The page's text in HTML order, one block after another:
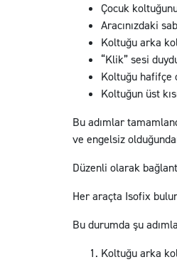
Çocuk
Aracınızdaki
Koltuğu arka
“Klik” sesi
Koltuğu hafifçe
Koltuğun üst
Bu adımlar
ve engelsiz
Düzenli olarak
Her araçta Isofix
Bu durumda şu
Koltuğu arka